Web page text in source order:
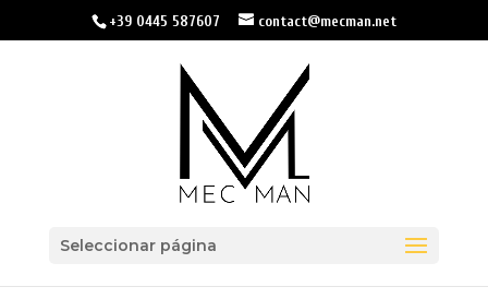
+39 0445 587607 contact@mecman.net
Seleccionar página